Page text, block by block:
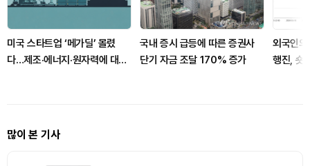
미국 스타트업 ‘메가딜’ 몰렸
다…제조·에너지·원자력에 대형
국내 증시 급등에 따른 증권사
단기 자금 조달 170% 증가
외국인
행진, 숏
많이 본 기사